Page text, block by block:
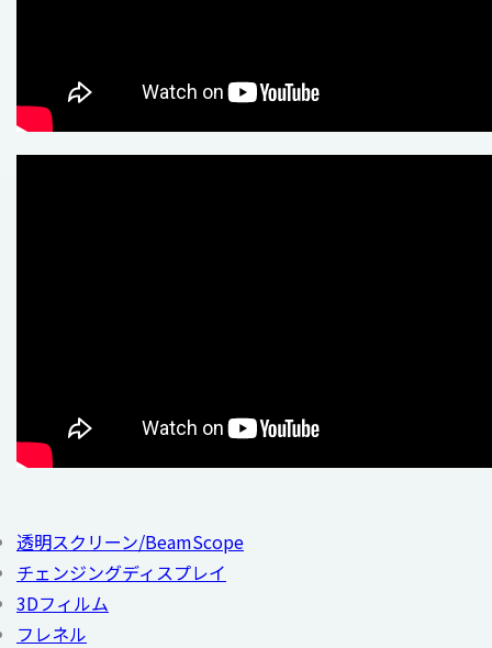
透明スクリーン/BeamScope
チェンジングディスプレイ
3Dフィルム
フレネル